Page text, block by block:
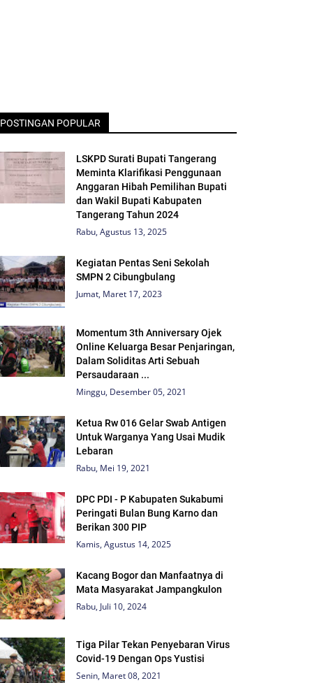
POSTINGAN POPULAR
LSKPD Surati Bupati Tangerang
Meminta Klarifikasi Penggunaan
Anggaran Hibah Pemilihan Bupati
dan Wakil Bupati Kabupaten
Tangerang Tahun 2024
Rabu, Agustus 13, 2025
Kegiatan Pentas Seni Sekolah
SMPN 2 Cibungbulang
Jumat, Maret 17, 2023
Momentum 3th Anniversary Ojek
Online Keluarga Besar Penjaringan,
Dalam Soliditas Arti Sebuah
Persaudaraan ...
Minggu, Desember 05, 2021
Ketua Rw 016 Gelar Swab Antigen
Untuk Warganya Yang Usai Mudik
Lebaran
Rabu, Mei 19, 2021
DPC PDI - P Kabupaten Sukabumi
Peringati Bulan Bung Karno dan
Berikan 300 PIP
Kamis, Agustus 14, 2025
Kacang Bogor dan Manfaatnya di
Mata Masyarakat Jampangkulon
Rabu, Juli 10, 2024
Tiga Pilar Tekan Penyebaran Virus
Covid-19 Dengan Ops Yustisi
Senin, Maret 08, 2021